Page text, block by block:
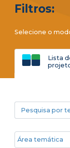
Filtros:
Selecione o
Lista
Pesquisa por
Áreas temáticas